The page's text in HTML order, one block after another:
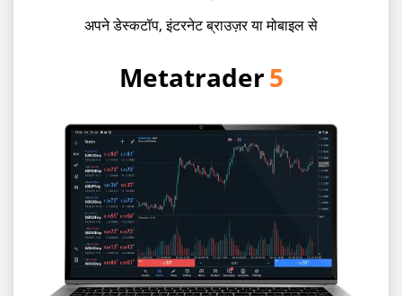
अपने डेस्कटॉप, इंटरनेट ब्राउज़र या मोबाइल से
Metatrader5